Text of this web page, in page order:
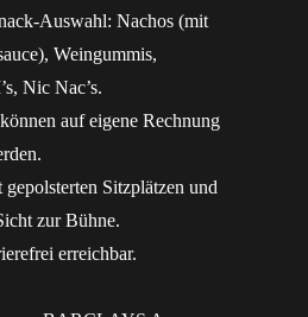
Auswahl: Nachos (mit
Weingummis,
Nic Nac’s.
auf eigene Rechnung
Sitzplätzen und
zur Bühne.
erreichbar.